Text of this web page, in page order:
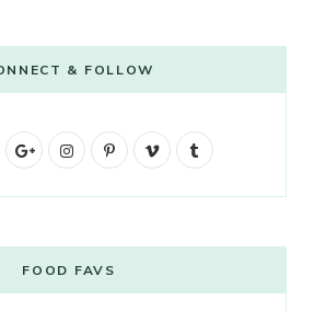
& FOLLOW
G
g
l
I
t
a
P
e
V
o
l
FOOD FAVS